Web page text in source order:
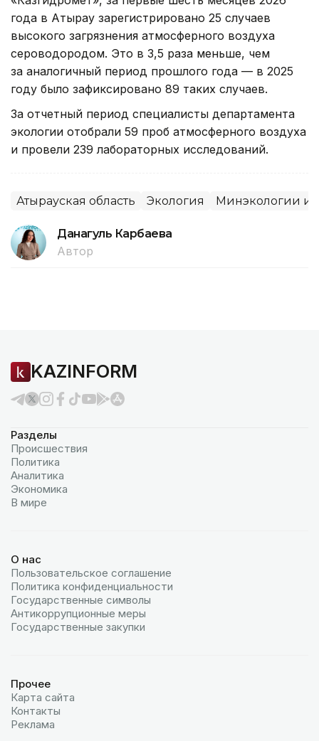
года в Атырау зарегистрировано 25 случаев
высокого загрязнения атмосферного воздуха
сероводородом. Это в 3,5 раза меньше, чем
за аналогичный период прошлого года — в 2025
году было зафиксировано 89 таких случаев.
За отчетный период специалисты департамента
экологии отобрали 59 проб атмосферного воздуха
и провели 239 лабораторных исследований.
Атырауская область Экология Минэкологии и
Данагуль Карбаева
Автор
KAZINFORM
Разделы
Происшествия
Политика
Аналитика
Экономика
В мире
О нас
Пользовательское соглашение
Политика конфиденциальности
Государственные символы
Антикоррупционные меры
Государственные закупки
Прочее
Карта сайта
Контакты
Реклама